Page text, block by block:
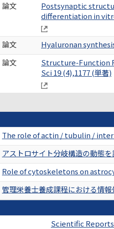
論文
Postsynaptic
differentiation in
論文
Hyaluronan
論文
Structure-Function
Sci 19 (4),1177 (単著)
The role of actin / tubulin /
アストロサイト分岐構造の動態
Role of cytoskeletons on
管理栄養士養成課程における情
Scientific